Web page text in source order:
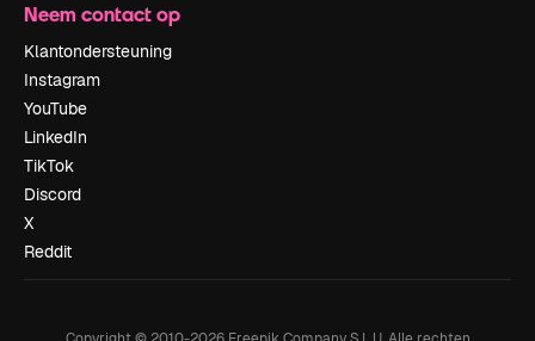
Neem contact op
Klantondersteuning
Instagram
YouTube
LinkedIn
TikTok
Discord
X
Reddit